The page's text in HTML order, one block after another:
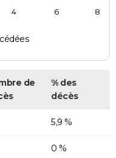
4 6 8
de
% des
décès
5,9 %
0 %